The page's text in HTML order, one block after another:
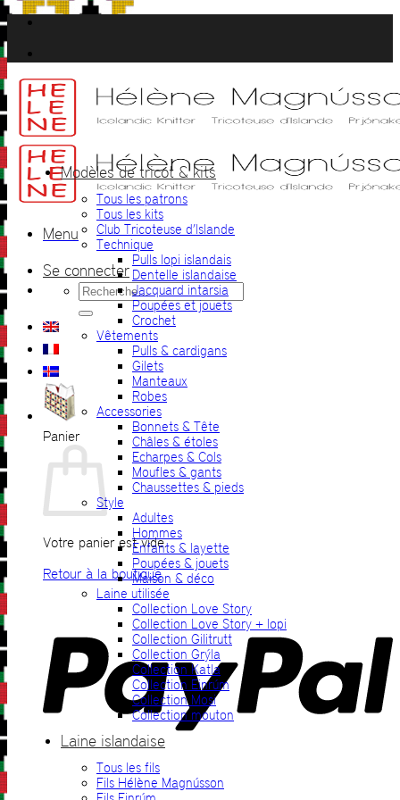
Passer
au
contenu
Menu
Se connecter
Recherche
pour :
Panier
Votre panier est vide.
Retour à la boutique
Modèles de tricot & kits
Tous les patrons
Tous les kits
Club Tricoteuse d’Islande
Technique
Pulls lopi islandais
Dentelle islandaise
Jacquard intarsia
Poupées et jouets
Crochet
Vêtements
Pulls & cardigans
Gilets
Manteaux
Robes
Accessories
Bonnets & Tête
Châles & étoles
Echarpes & Cols
Moufles & gants
Chaussettes & pieds
Style
Adultes
Hommes
Enfants & layette
Poupées & jouets
Maison & déco
Laine utilisée
Collection Love Story
Collection Love Story + lopi
Collection Gilitrutt
Collection Grýla
Collection Katla
Collection Einrúm
Collection Mosi
Collection mouton
Laine islandaise
Tous les fils
Fils Hélène Magnússon